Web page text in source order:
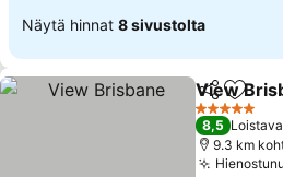
Näytä hinnat 8 sivustolta
Jaa Lisää
View
5 Tähtiluokitus
8,5 Loistava
9.3 km